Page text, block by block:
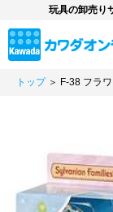
玩具の卸売り
トップ＞ F-38 フラワ